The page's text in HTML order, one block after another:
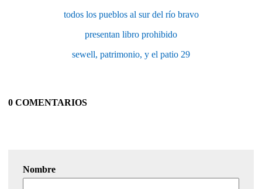
todos los pueblos al sur del río bravo
presentan libro prohibido
sewell, patrimonio, y el patio 29
0 COMENTARIOS
Nombre